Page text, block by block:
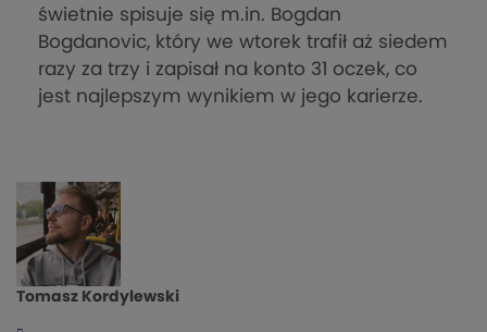
świetnie spisuje się m.in. Bogdan
Bogdanovic, który we wtorek trafił aż siedem
razy za trzy i zapisał na konto 31 oczek, co
jest najlepszym wynikiem w jego karierze.
Tomasz Kordylewski